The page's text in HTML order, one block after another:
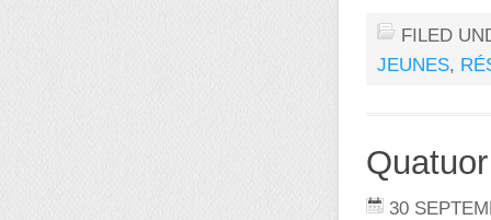
FILED
JEUNES,
30